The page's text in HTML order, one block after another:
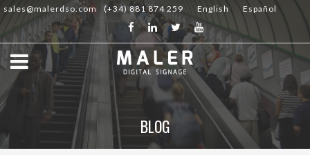
sales@malerdso.com (+34) 881 874 259 English Español
BLOG